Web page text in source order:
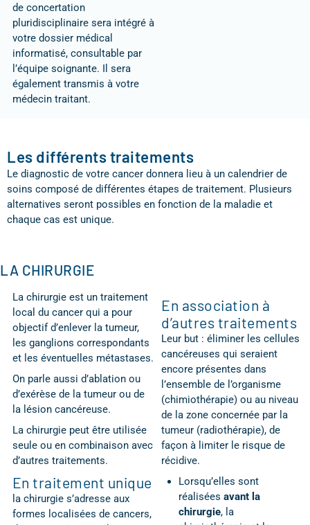
de concertation
pluridisciplinaire sera intégré à
votre dossier médical
informatisé, consultable par
l’équipe soignante. Il sera
également transmis à votre
médecin traitant.
Les différents traitements
Le diagnostic de votre cancer donnera lieu à un calendrier de
soins composé de différentes étapes de traitement. Plusieurs
alternatives seront possibles en fonction de la maladie et
chaque cas est unique.
LA CHIRURGIE
La chirurgie est un traitement
local du cancer qui a pour
objectif d’enlever la tumeur,
les ganglions correspondants
et les éventuelles métastases.
On parle aussi d’ablation ou
d’exérèse de la tumeur ou de
la lésion cancéreuse.
La chirurgie peut être utilisée
seule ou en combinaison avec
d’autres traitements.
En traitement unique
la chirurgie s’adresse aux
formes localisées de cancers,
En association à
d’autres traitements
Leur but : éliminer les cellules
cancéreuses qui seraient
encore présentes dans
l’ensemble de l’organisme
(chimiothérapie) ou au niveau
de la zone concernée par la
tumeur (radiothérapie), de
façon à limiter le risque de
récidive.
Lorsqu’elles sont
réaliséesavant la
chirurgie, la